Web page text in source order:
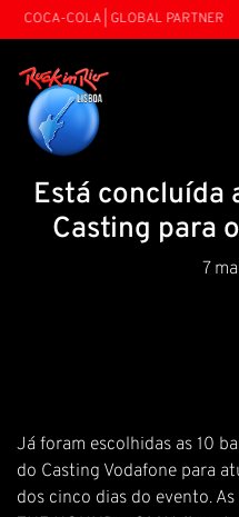
COCA-COLA | GLOBAL PARTNER
Está concluída
Casting para
7
Já foram escolhidas as 10
do Casting Vodafone para
dos cinco dias do evento.